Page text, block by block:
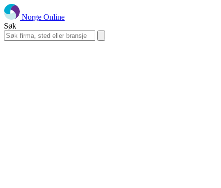
Norge Online
Søk